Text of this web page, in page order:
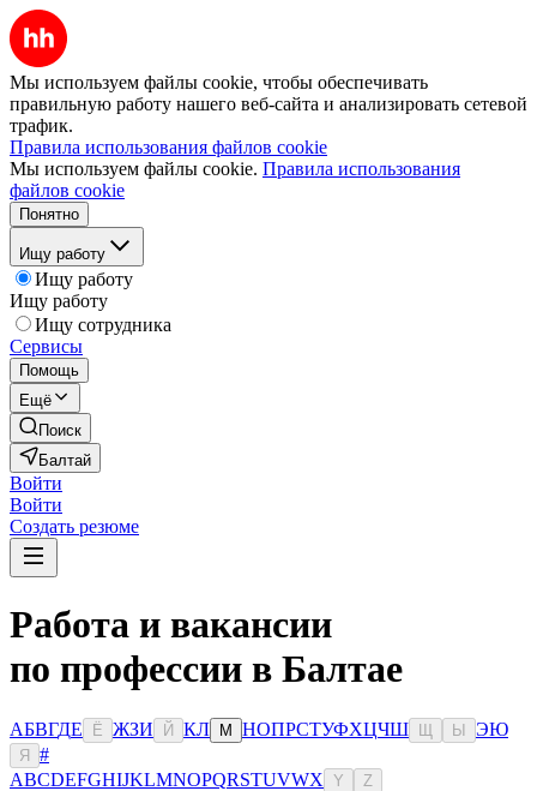
Мы используем файлы cookie, чтобы обеспечивать
правильную работу нашего веб-сайта и анализировать сетевой
трафик.
Правила использования файлов cookie
Мы используем файлы cookie. Правила использования
файлов cookie
Понятно
Ищу работу
Ищу работу
Ищу работу
Ищу сотрудника
Сервисы
Помощь
Ещё
Поиск
Балтай
Войти
Войти
Создать резюме
Работа и вакансии
по профессии в Балтае
АБВГДЕ Ё ЖЗИ Й КЛ М НОПРСТУФХЦЧШ Ы ЭЮ
Я
#
ABCDEFGHIJKLMNOPQRSTUVWX Y Z